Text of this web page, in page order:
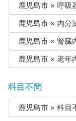
鹿児島市 × 呼吸
鹿児島市 × 内分
鹿児島市 × 腎臓
鹿児島市 × 老年
科目不問
鹿児島市 × 科目